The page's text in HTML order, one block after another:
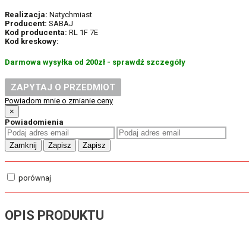
Realizacja: Natychmiast
Producent: SABAJ
Kod producenta: RL 1F 7E
Kod kreskowy:
Darmowa wysyłka od 200zł - sprawdź szczegóły
ZAPYTAJ O PRZEDMIOT
Powiadom mnie o zmianie ceny
×
Powiadomienia
Zamknij Zapisz Zapisz
porównaj
OPIS PRODUKTU